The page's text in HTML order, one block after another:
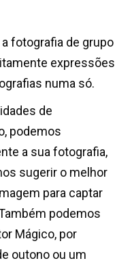
fotografia de grupo
expressões
numa só.
de
podemos
a sua fotografia,
sugerir o melhor
para captar
podemos
Mágico, por
outono ou um